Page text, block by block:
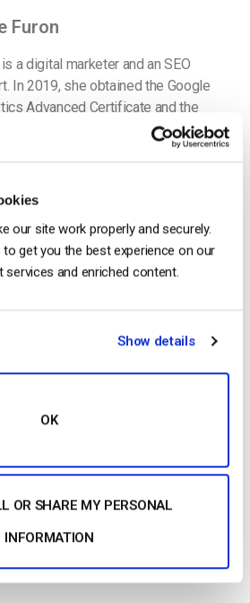
our site work properly and securely.
get you the best experience on our
services and enriched content.
Show details
OK
OR SHARE MY PERSONAL
INFORMATION
Furon
a digital marketer and an SEO
In 2019, she obtained the Google
Advanced Certificate and the
SEO Specialist Qualification.
required